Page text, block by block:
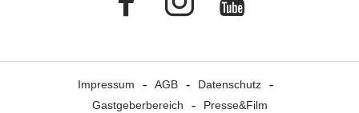
Impressum AGB
Datenschutz
Gastgeberbereich
Presse&Film